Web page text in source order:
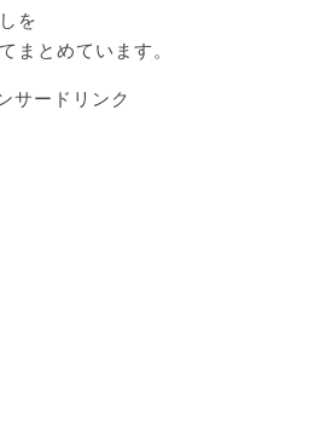
を
まとめています。
サードリンク